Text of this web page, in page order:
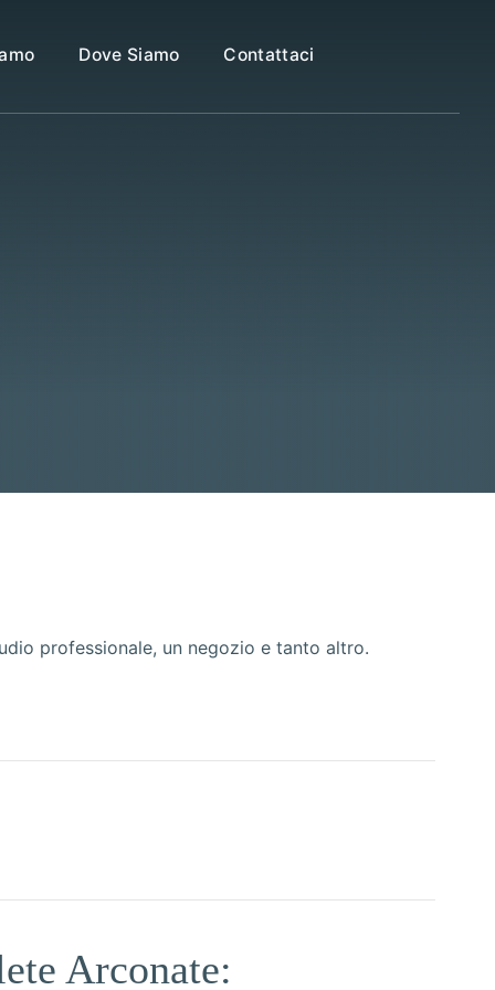
Dove Siamo Contattaci
professionale, un negozio e tanto altro.
Arconate: